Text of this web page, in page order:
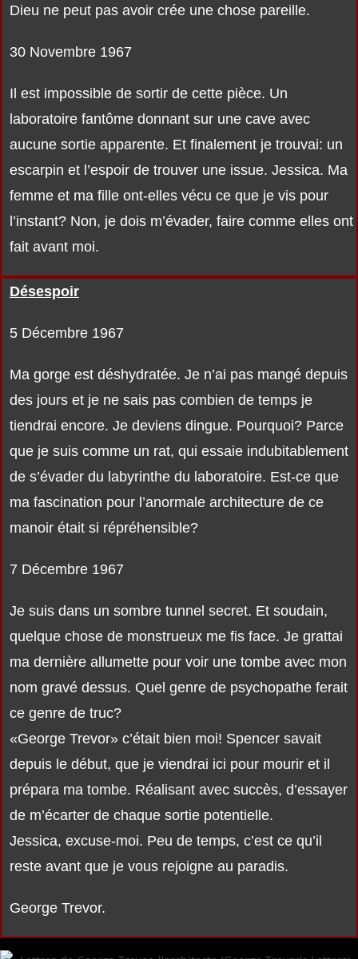
Dieu ne peut pas avoir crée une chose pareille.
30 Novembre 1967
Il est impossible de sortir de cette pièce. Un
laboratoire fantôme donnant sur une cave avec
aucune sortie apparente. Et finalement je trouvai: un
escarpin et l’espoir de trouver une issue. Jessica. Ma
femme et ma fille ont-elles vécu ce que je vis pour
l’instant? Non, je dois m’évader, faire comme elles ont
fait avant moi.
Désespoir
5 Décembre 1967
Ma gorge est déshydratée. Je n’ai pas mangé depuis
des jours et je ne sais pas combien de temps je
tiendrai encore. Je deviens dingue. Pourquoi? Parce
que je suis comme un rat, qui essaie indubitablement
de s’évader du labyrinthe du laboratoire. Est-ce que
ma fascination pour l’anormale architecture de ce
manoir était si répréhensible?
7 Décembre 1967
Je suis dans un sombre tunnel secret. Et soudain,
quelque chose de monstrueux me fis face. Je grattai
ma dernière allumette pour voir une tombe avec mon
nom gravé dessus. Quel genre de psychopathe ferait
ce genre de truc?
«George Trevor» c’était bien moi! Spencer savait
depuis le début, que je viendrai ici pour mourir et il
prépara ma tombe. Réalisant avec succès, d’essayer
de m’écarter de chaque sortie potentielle.
Jessica, excuse-moi. Peu de temps, c’est ce qu’il
reste avant que je vous rejoigne au paradis.
George Trevor.